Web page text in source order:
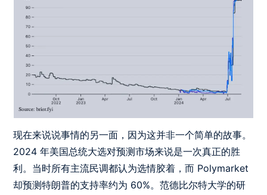
现在来说说事情的另一面，因为这并非一个简单的故事。
2024 年美国总统大选对预测市场来说是一次真正的胜
利。当时所有主流民调都认为选情胶着，而 Polymarket
却预测特朗普的支持率约为 60%。范德比尔特大学的研